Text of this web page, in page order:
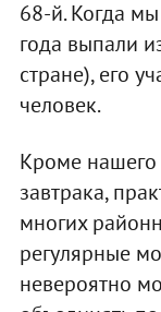
68-й. Когда
года выпали
стране), его
человек.
Кроме нашего
завтрака,
многих
регулярные
невероятно